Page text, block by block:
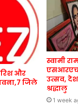
और
जिले
स्वामी
उत्सव,
श्रद्धालु
1 week